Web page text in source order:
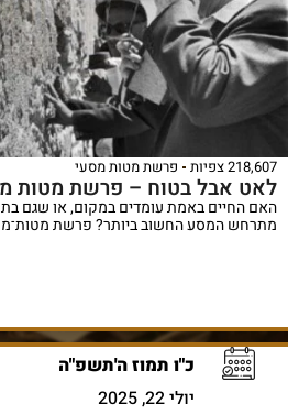
218,607 צפיות פרשת מטות מסעי
לאט אבל בטוח – פרשת מטות
האם החיים באמת עומדים במקום, או שגם
מתרחש המסע החשוב ביותר? פרשת
כ"ו תמוז ה'תשפ"ה
יולי 22, 2025